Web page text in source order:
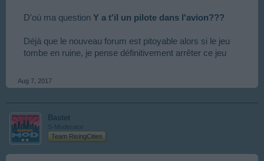
D'où ma question Y a t'il un pilote dans l'avion???
Déjà que le nouveau forum est pitoyable alors si le jeu
tombe en ruine, je pense définitivement arrêter ce jeu
Aug 7, 2017
Bastet
S-Moderator
Team RisingCities